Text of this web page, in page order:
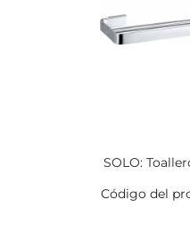
SOLO:
Código del